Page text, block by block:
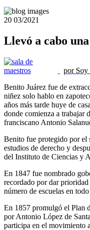
20 03/2021
Llevó a cabo
por
Benito Juárez fue de
niñez solo hablo en
años más tarde huye de
donde comienza a trabajar
franciscano Antonio
Benito fue protegido por el
estudios de derecho y
del Instituto de Ciencias y
En 1847 fue nombrado
recordado por dar
número de escuelas en
En 1857 promulgó el Plan
por Antonio López de
participa en el movimiento